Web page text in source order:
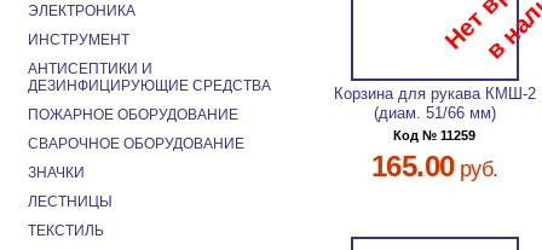
Корзина для рукава КМШ-2
(диам. 51/66 мм)
Код № 11259
165.00руб.
ЭЛЕКТРОНИКА
ИНСТРУМЕНТ
АНТИСЕПТИКИ И
ДЕЗИНФИЦИРУЮЩИЕ СРЕДСТВА
ПОЖАРНОЕ ОБОРУДОВАНИЕ
СВАРОЧНОЕ ОБОРУДОВАНИЕ
ЗНАЧКИ
ЛЕСТНИЦЫ
ТЕКСТИЛЬ